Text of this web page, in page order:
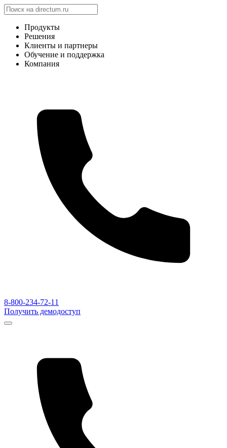
Продукты
Решения
Клиенты и партнеры
Обучение и поддержка
Компания
8-800-234-72-11
Получить демодоступ